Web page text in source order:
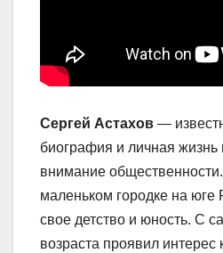
Сергей Астахов —
биография и личная жизнь
внимание
маленьком городке на юге
свое детство и юность. С
возраста проявил интерес